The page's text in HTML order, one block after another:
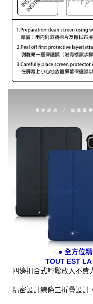
● 全方位
TOUT EST
‧ 四邊扣合式輕鬆放入不
‧ 精密設計線條三折疊設